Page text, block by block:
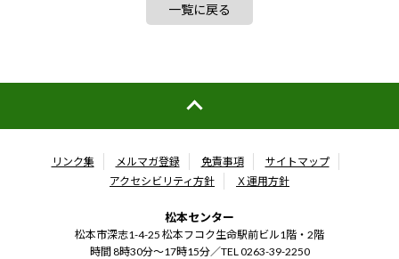
一覧に戻る
リンク集 メルマガ登録 免責事項
サイトマップ
アクセシビリティ方針
Ｘ運用方針
松本センター
松本市深志1-4-25 松本フコク生命駅前ビル1階・2階
時間 8時30分～17時15分／TEL 0263-39-2250